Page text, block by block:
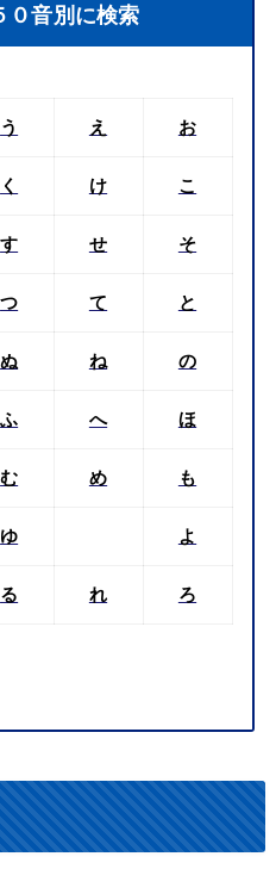
０音別に検索
う え お
く け こ
す せ そ
つ て と
ぬ ね の
ふ へ ほ
む め も
ゆ よ
る れ ろ